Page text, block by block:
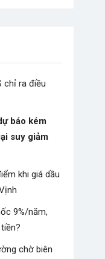
chỉ ra điều
báo kém
suy giảm
khi giá dầu
9%/năm,
chờ biên